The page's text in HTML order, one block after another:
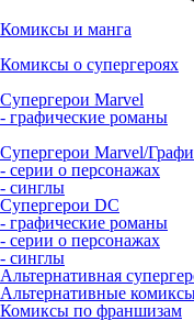
Комиксы и манга
Комиксы о супергероях
Супергерои Marvel
- графические романы
Супергерои Marvel/
- серии о персонажах
- синглы
Супергерои DC
- графические романы
- серии о персонажах
- синглы
Альтернативная
Альтернативные
Комиксы по франшизам